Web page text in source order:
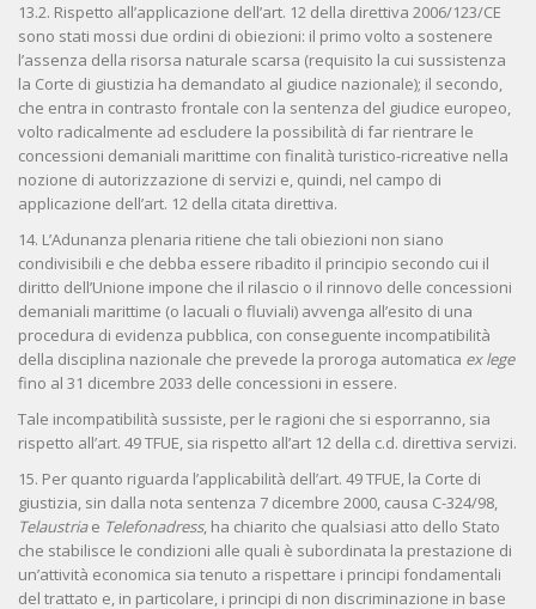
13.2. Rispetto all’applicazione dell’art. 12 della direttiva 2006/123/CE
sono stati mossi due ordini di obiezioni: il primo volto a sostenere
l’assenza della risorsa naturale scarsa (requisito la cui sussistenza
la Corte di giustizia ha demandato al giudice nazionale); il secondo,
che entra in contrasto frontale con la sentenza del giudice europeo,
volto radicalmente ad escludere la possibilità di far rientrare le
concessioni demaniali marittime con finalità turistico-ricreative nella
nozione di autorizzazione di servizi e, quindi, nel campo di
applicazione dell’art. 12 della citata direttiva.
14. L’Adunanza plenaria ritiene che tali obiezioni non siano
condivisibili e che debba essere ribadito il principio secondo cui il
diritto dell’Unione impone che il rilascio o il rinnovo delle concessioni
demaniali marittime (o lacuali o fluviali) avvenga all’esito di una
procedura di evidenza pubblica, con conseguente incompatibilità
della disciplina nazionale che prevede la proroga automatica ex lege
fino al 31 dicembre 2033 delle concessioni in essere.
Tale incompatibilità sussiste, per le ragioni che si esporranno, sia
rispetto all’art. 49 TFUE, sia rispetto all’art 12 della c.d. direttiva servizi.
15. Per quanto riguarda l’applicabilità dell’art. 49 TFUE, la Corte di
giustizia, sin dalla nota sentenza 7 dicembre 2000, causa C-324/98,
Telaustriae Telefonadress, ha chiarito che qualsiasi atto dello Stato
che stabilisce le condizioni alle quali è subordinata la prestazione di
un’attività economica sia tenuto a rispettare i principi fondamentali
del trattato e, in particolare, i principi di non discriminazione in base